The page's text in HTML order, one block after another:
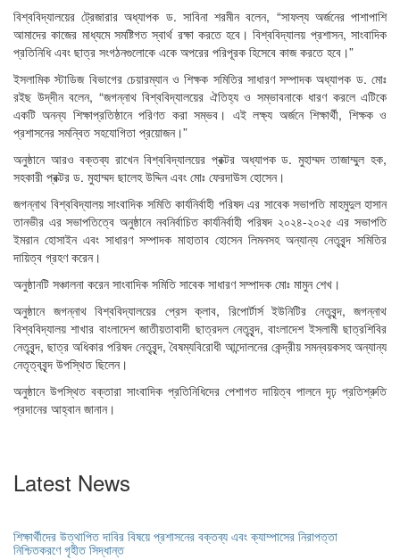
বিশ্ববিদ্যালয়ের ট্রেজারার অধ্যাপক ড. সাবিনা শরমীন বলেন, “সাফল্য অর্জনের পাশাপাশি
আমাদের কাজের মাধ্যমে সমষ্টিগত স্বার্থ রক্ষা করতে হবে। বিশ্ববিদ্যালয় প্রশাসন, সাংবাদিক
প্রতিনিধি এবং ছাত্র সংগঠনগুলোকে একে অপরের পরিপূরক হিসেবে কাজ করতে হবে।”
ইসলামিক স্টাডিজ বিভাগের চেয়ারম্যান ও শিক্ষক সমিতির সাধারণ সম্পাদক অধ্যাপক ড. মোঃ
রইছ উদ্‌দীন বলেন, “জগন্নাথ বিশ্ববিদ্যালয়ের ঐতিহ্য ও সম্ভাবনাকে ধারণ করলে এটিকে
একটি অনন্য শিক্ষাপ্রতিষ্ঠানে পরিণত করা সম্ভব। এই লক্ষ্য অর্জনে শিক্ষার্থী, শিক্ষক ও
প্রশাসনের সমন্বিত সহযোগিতা প্রয়োজন।”
অনুষ্ঠানে আরও বক্তব্য রাখেন বিশ্ববিদ্যালয়ের প্রক্টর অধ্যাপক ড. মুহাম্মদ তাজাম্মুল হক,
সহকারী প্রক্টর ড. মুহাম্মদ ছালেহ উদ্দিন এবং মোঃ ফেরদাউস হোসেন।
জগন্নাথ বিশ্ববিদ্যালয় সাংবাদিক সমিতি কার্যনির্বাহী পরিষদ এর সাবেক সভাপতি মাহমুদুল হাসান
তানভীর এর সভাপতিত্বে অনুষ্ঠানে নবনির্বাচিত কার্যনির্বাহী পরিষদ ২০২৪-২০২৫ এর সভাপতি
ইমরান হোসাইন এবং সাধারণ সম্পাদক মাহাতাব হোসেন লিমনসহ অন্যান্য নেতৃবৃন্দ সমিতির
দায়িত্ব গ্রহণ করেন।
অনুষ্ঠানটি সঞ্চালনা করেন সাংবাদিক সমিতি সাবেক সাধারণ সম্পাদক মোঃ মামুন শেখ।
অনুষ্ঠানে জগন্নাথ বিশ্ববিদ্যালয়ের প্রেস ক্লাব, রিপোর্টার্স ইউনিটির নেতৃবৃন্দ, জগন্নাথ
বিশ্ববিদ্যালয় শাখার বাংলাদেশ জাতীয়তাবাদী ছাত্রদল নেতৃবৃন্দ, বাংলাদেশ ইসলামী ছাত্রশিবির
নেতৃবৃন্দ, ছাত্র অধিকার পরিষদ নেতৃবৃন্দ, বৈষম্যবিরোধী আন্দোলনের কেন্দ্রীয় সমন্বয়কসহ অন্যান্য
নেতৃত্ববৃন্দ উপস্থিত ছিলেন।
অনুষ্ঠানে উপস্থিত বক্তারা সাংবাদিক প্রতিনিধিদের পেশাগত দায়িত্ব পালনে দৃঢ় প্রতিশ্রুতি
প্রদানের আহ্বান জানান।
Latest News
শিক্ষার্থীদের উত্থাপিত দাবির বিষয়ে প্রশাসনের বক্তব্য এবং ক্যাম্পাসের নিরাপত্তা
নিশ্চিতকরণে গৃহীত সিদ্ধান্ত